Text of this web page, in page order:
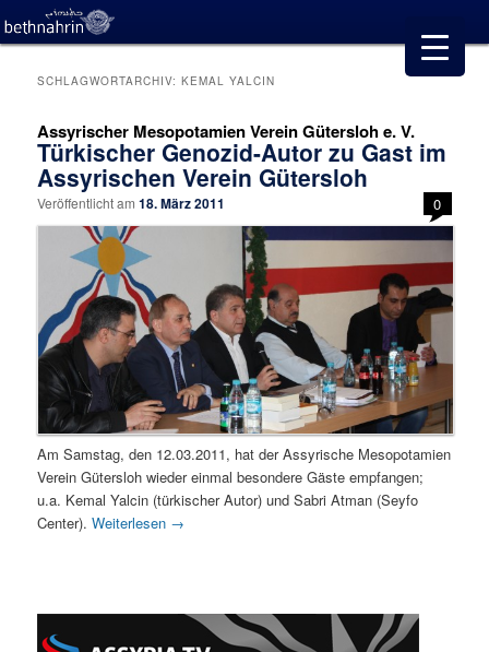
SCHLAGWORTARCHIV:KEMAL YALCIN
Assyrischer Mesopotamien Verein Gütersloh e. V.
Türkischer Genozid-Autor zu Gast im
Assyrischen Verein Gütersloh
Veröffentlicht am18. März 2011 0
Am Samstag, den 12.03.2011, hat der Assyrische Mesopotamien
Verein Gütersloh wieder einmal besondere Gäste empfangen;
u.a. Kemal Yalcin (türkischer Autor) und Sabri Atman (Seyfo
Center).Weiterlesen →